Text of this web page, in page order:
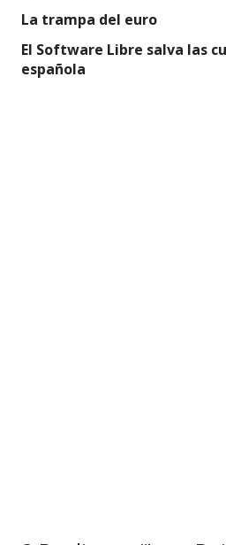
La trampa del euro
El Software Libre salva las
española